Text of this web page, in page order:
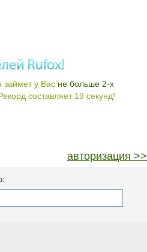
займет у Вас не больше 2-х
составляет 19 секунд!
авторизация >>